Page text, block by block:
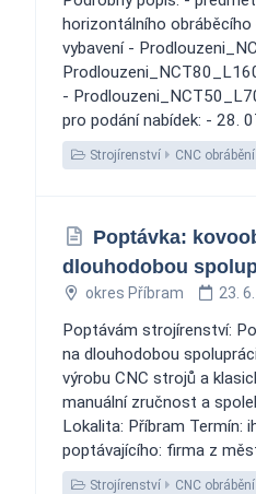
horizontálního
vybavení -
-
pro podání nabídek: - 28.
Strojírenství CNC obrábění
Poptávka:
dlouhodobou
okres Příbram 23.
Poptávám strojírenství:
na dlouhodobou
výrobu CNC strojů a
manuální zručnost a
Lokalita: Příbram Termín:
poptávajícího: firma z
Strojírenství CNC obrábění